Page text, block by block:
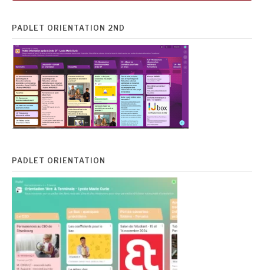
PADLET ORIENTATION 2ND
PADLET ORIENTATION